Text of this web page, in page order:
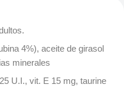
4%), aceite de girasol
minerales
U.I., vit. E 15 mg, taurine